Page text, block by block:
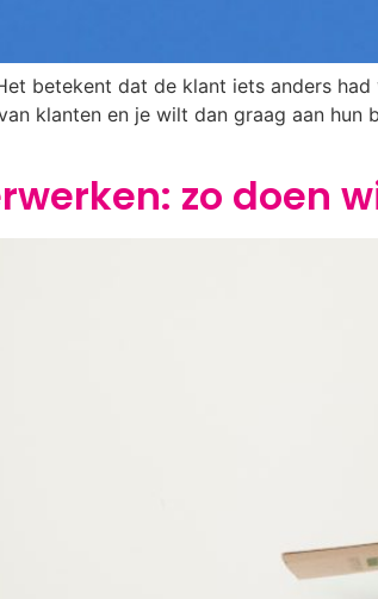
betekent dat de klant iets anders
klanten en je wilt dan graag aan
zo doen